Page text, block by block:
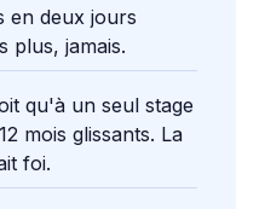
en deux jours
plus, jamais.
qu'à un seul stage
mois glissants. La
foi.